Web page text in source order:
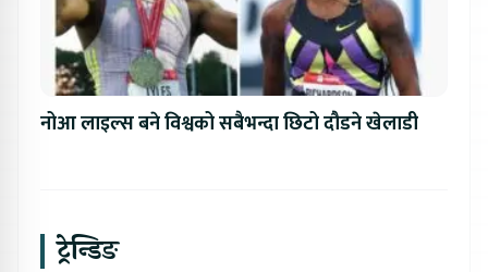
नोआ लाइल्स बने विश्वको सबैभन्दा छिटो दौडने खेलाडी
ट्रेन्डिङ